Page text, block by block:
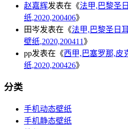
赵嘉辉发表在《法甲,巴黎圣
纸,2020,200406》
田岑发表在《法甲,巴黎圣日
壁纸,2020,200411 》
pp发表在《西甲,巴塞罗那,皮
纸,2020,200426》
分类
手机动态壁纸
手机静态壁纸